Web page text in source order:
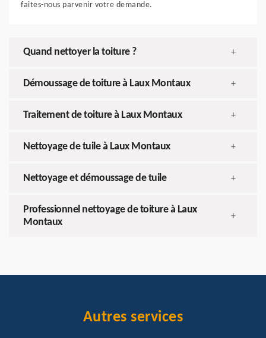
faites-nous parvenir votre demande.
Quand nettoyer la toiture ? +
Démoussage de toiture à Laux Montaux +
Traitement de toiture à Laux Montaux +
Nettoyage de tuile à Laux Montaux +
Nettoyage et démoussage de tuile +
Professionnel nettoyage de toiture à Laux
Montaux
+
Autres services